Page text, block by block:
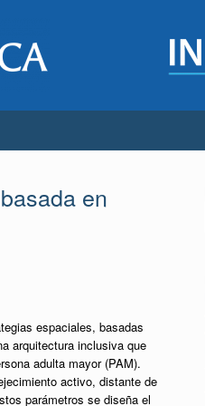
en
espaciales, basadas
arquitectura inclusiva que
adulta mayor (PAM).
activo, distante de
parámetros se diseña el